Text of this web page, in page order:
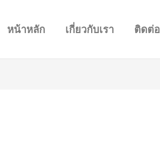
หน้าหลัก เกี่ยวกับเรา ติดต่อ